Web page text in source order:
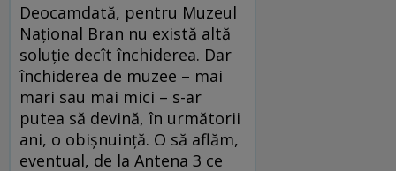
Deocamdată, pentru Muzeul
Naţional Bran nu există altă
soluţie decît închiderea. Dar
închiderea de muzee – mai
mari sau mai mici – s-ar
putea să devină, în următorii
ani, o obişnuinţă. O să aflăm,
eventual, de la Antena 3 ce